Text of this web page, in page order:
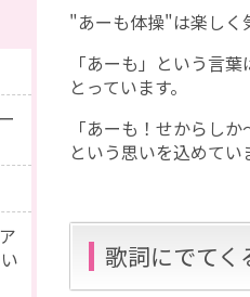
"あーも体操"は楽しく
「あーも」という言
とっています。
「あーも！せからし
という思いを込めてい
歌詞にでてく